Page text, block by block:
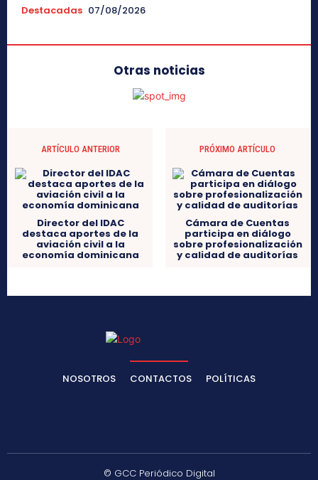
Destacadas 07/08/2026
Otras noticias
ARTÍCULO ANTERIOR
Director del IDAC
destaca aportes de la
aviación civil a la
economía dominicana
PRÓXIMO ARTÍCULO
Cámara de Cuentas
participa en diálogo
sobre profesionalización
y calidad de auditorías
NOSOTROS CONTACTOS POLÍTICAS
© GCC Periódico Digital